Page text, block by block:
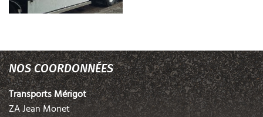
NOS COORDONNÉES
Transports Mérigot
ZA Jean Monet